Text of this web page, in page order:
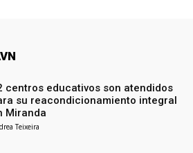
centros educativos son atendidos
su reacondicionamiento integral
Miranda
Teixeira